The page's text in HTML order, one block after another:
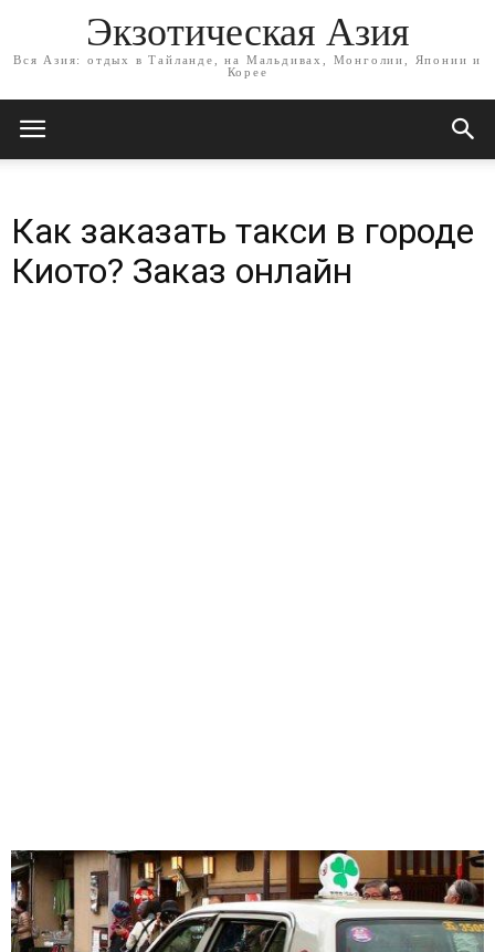
Экзотическая Азия
Вся Азия: отдых в Тайланде, на Мальдивах, Монголии, Японии и
Корее
Как заказать такси в городе
Киото? Заказ онлайн